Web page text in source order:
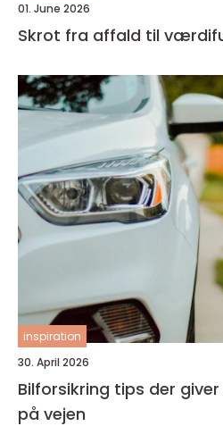
01. June 2026
Skrot fra affald til
inspiration
30. April 2026
Bilforsikring tips der
på vejen